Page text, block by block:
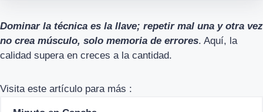
Dominar la técnica es la llave; repetir mal una y otra vez
no crea músculo, solo memoria de errores. Aquí, la
calidad supera en creces a la cantidad.
Visita este artículo para más :